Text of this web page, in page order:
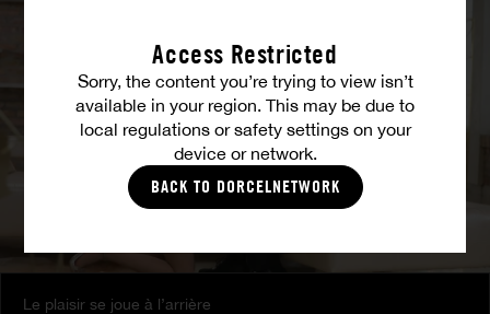
Access Restricted
Sorry, the content you’re trying to view isn’t
available in your region. This may be due to
local regulations or safety settings on your
device or network.
BACK TO DORCELNETWORK
Le plaisir se joue à l’arrière